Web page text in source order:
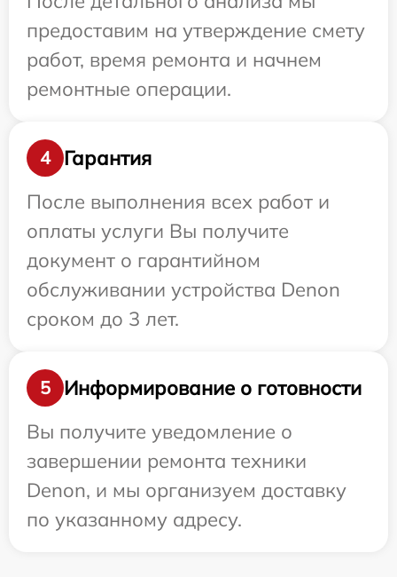
предоставим на утверждение смету
работ, время ремонта и начнем
ремонтные операции.
4
Гарантия
После выполнения всех работ и
оплаты услуги Вы получите
документ о гарантийном
обслуживании устройства Denon
сроком до 3 лет.
5
Информирование о готовности
Вы получите уведомление о
завершении ремонта техники
Denon, и мы организуем доставку
по указанному адресу.